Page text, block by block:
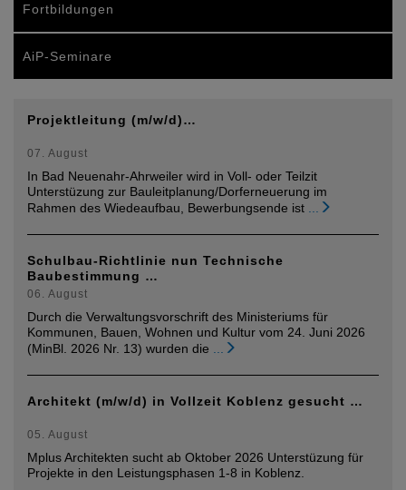
Fortbildungen
AiP-Seminare
Projektleitung (m/w/d)…
07. August
In Bad Neuenahr-Ahrweiler wird in Voll- oder Teilzit
Unterstüzung zur Bauleitplanung/Dorferneuerung im
Rahmen des Wiedeaufbau, Bewerbungsende ist
Schulbau-Richtlinie nun Technische
Baubestimmung …
06. August
Durch die Verwaltungsvorschrift des Ministeriums für
Kommunen, Bauen, Wohnen und Kultur vom 24. Juni 2026
(MinBl. 2026 Nr. 13) wurden die
Architekt (m/w/d) in Vollzeit Koblenz gesucht …
05. August
Mplus Architekten sucht ab Oktober 2026 Unterstüzung für
Projekte in den Leistungsphasen 1-8 in Koblenz.